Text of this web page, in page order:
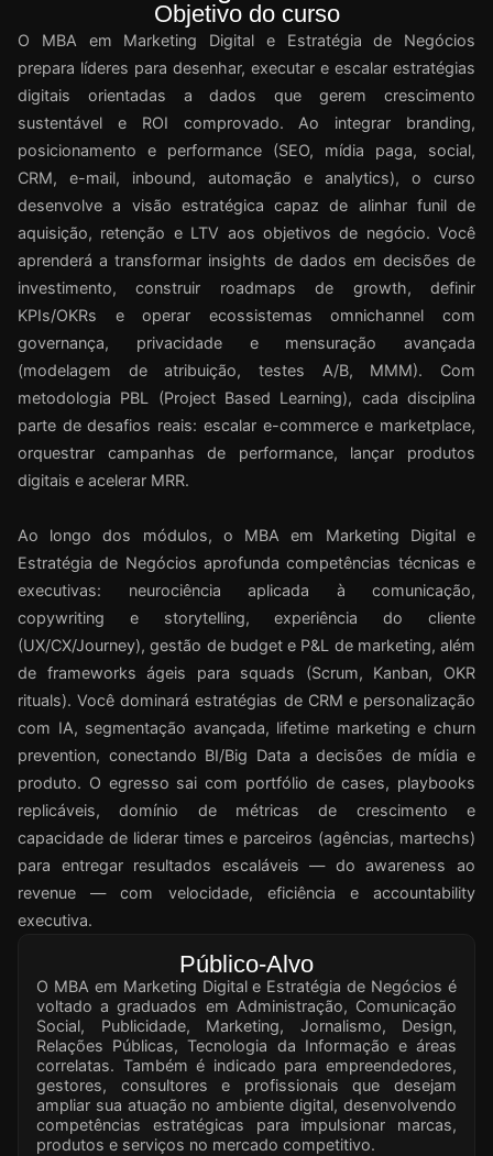
Objetivo do curso
O MBA em Marketing Digital e Estratégia de Negócios
prepara líderes para desenhar, executar e escalar estratégias
digitais orientadas a dados que gerem crescimento
sustentável e ROI comprovado. Ao integrar branding,
posicionamento e performance (SEO, mídia paga, social,
CRM, e-mail, inbound, automação e analytics), o curso
desenvolve a visão estratégica capaz de alinhar funil de
aquisição, retenção e LTV aos objetivos de negócio. Você
aprenderá a transformar insights de dados em decisões de
investimento, construir roadmaps de growth, definir
KPIs/OKRs e operar ecossistemas omnichannel com
governança, privacidade e mensuração avançada
(modelagem de atribuição, testes A/B, MMM). Com
metodologia PBL (Project Based Learning), cada disciplina
parte de desafios reais: escalar e-commerce e marketplace,
orquestrar campanhas de performance, lançar produtos
digitais e acelerar MRR.
Ao longo dos módulos, o MBA em Marketing Digital e
Estratégia de Negócios aprofunda competências técnicas e
executivas: neurociência aplicada à comunicação,
copywriting e storytelling, experiência do cliente
(UX/CX/Journey), gestão de budget e P&L de marketing, além
de frameworks ágeis para squads (Scrum, Kanban, OKR
rituals). Você dominará estratégias de CRM e personalização
com IA, segmentação avançada, lifetime marketing e churn
prevention, conectando BI/Big Data a decisões de mídia e
produto. O egresso sai com portfólio de cases, playbooks
replicáveis, domínio de métricas de crescimento e
capacidade de liderar times e parceiros (agências, martechs)
para entregar resultados escaláveis — do awareness ao
revenue — com velocidade, eficiência e accountability
executiva.
Público-Alvo
O MBA em Marketing Digital e Estratégia de Negócios é
voltado a graduados em Administração, Comunicação
Social, Publicidade, Marketing, Jornalismo, Design,
Relações Públicas, Tecnologia da Informação e áreas
correlatas. Também é indicado para empreendedores,
gestores, consultores e profissionais que desejam
ampliar sua atuação no ambiente digital, desenvolvendo
competências estratégicas para impulsionar marcas,
produtos e serviços no mercado competitivo.